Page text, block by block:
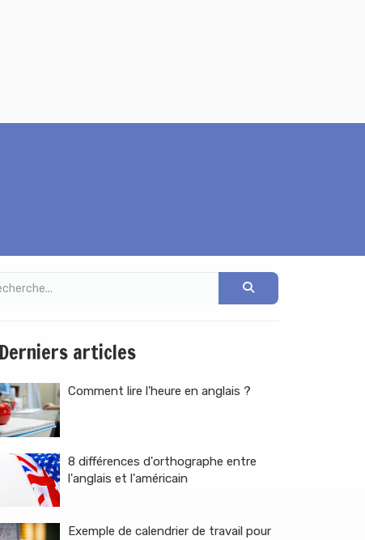
Derniers articles
Comment lire l'heure en anglais ?
8 différences d'orthographe entre
l'anglais et l'américain
Exemple de calendrier de travail pour